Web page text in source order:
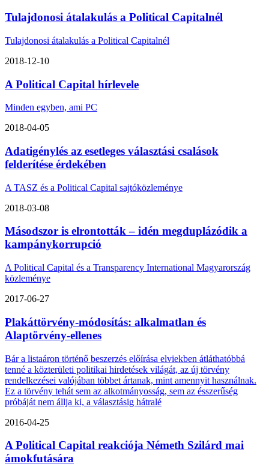
Tulajdonosi átalakulás a Political Capitalnél
Tulajdonosi átalakulás a Political Capitalnél
2018-12-10
A Political Capital hírlevele
Minden egyben, ami PC
2018-04-05
Adatigénylés az esetleges választási csalások
felderítése érdekében
A TASZ és a Political Capital sajtóközleménye
2018-03-08
Másodszor is elrontották – idén megduplázódik a
kampánykorrupció
A Political Capital és a Transparency International Magyarország
közleménye
2017-06-27
Plakáttörvény-módosítás: alkalmatlan és
Alaptörvény-ellenes
Bár a listaáron történő beszerzés előírása elviekben átláthatóbbá
tenné a közterületi politikai hirdetések világát, az új törvény
rendelkezései valójában többet ártanak, mint amennyit használnak.
Ez a törvény tehát sem az alkotmányosság, sem az ésszerűség
próbáját nem állja ki, a választásig hátralé
2016-04-25
A Political Capital reakciója Németh Szilárd mai
ámokfutására